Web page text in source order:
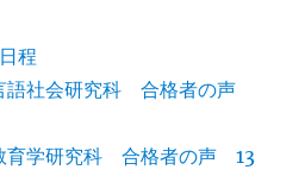
程
語社会研究科 合格者の声
育学研究科 合格者の声 13